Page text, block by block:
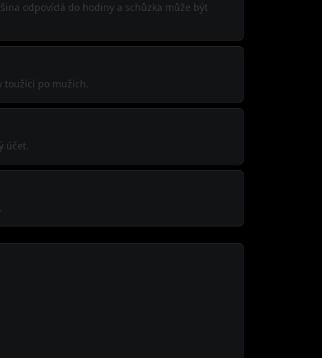
odpovídá do hodiny a schůzka může být
toužící po mužích.
účet.